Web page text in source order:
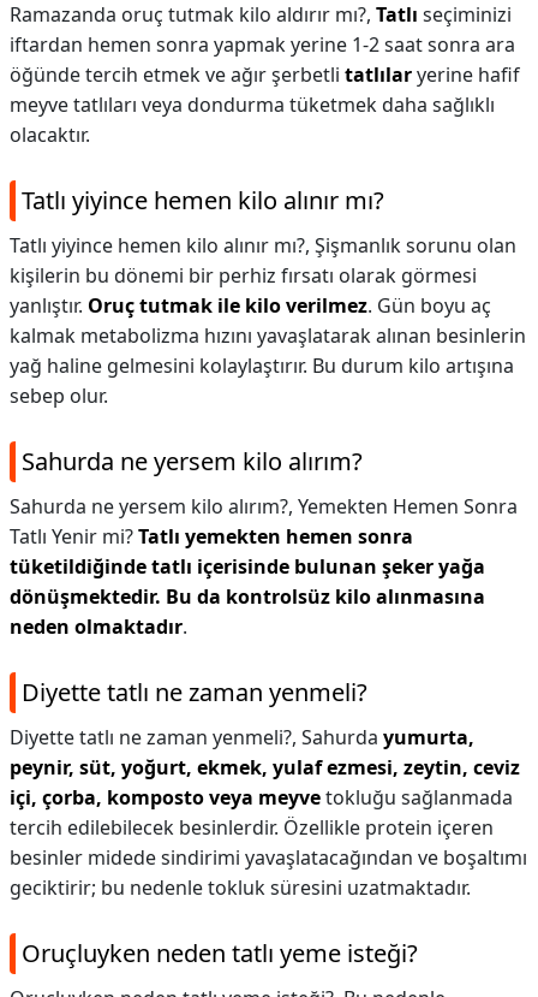
Ramazanda oruç tutmak kilo aldırır mı?, Tatlı seçiminizi
iftardan hemen sonra yapmak yerine 1-2 saat sonra ara
öğünde tercih etmek ve ağır şerbetli tatlılaryerine hafif
meyve tatlıları veya dondurma tüketmek daha sağlıklı
olacaktır.
Tatlı yiyince hemen kilo alınır mı?
Tatlı yiyince hemen kilo alınır mı?, Şişmanlık sorunu olan
kişilerin bu dönemi bir perhiz fırsatı olarak görmesi
yanlıştır. Oruç tutmak ile kilo verilmez. Gün boyu aç
kalmak metabolizma hızını yavaşlatarak alınan besinlerin
yağ haline gelmesini kolaylaştırır. Bu durum kilo artışına
sebep olur.
Sahurda ne yersem kilo alırım?
Sahurda ne yersem kilo alırım?, Yemekten Hemen Sonra
Tatlı Yenir mi?Tatlı yemekten hemen sonra
tüketildiğinde tatlı içerisinde bulunan şeker yağa
dönüşmektedir. Bu da kontrolsüz kilo alınmasına
neden olmaktadır.
Diyette tatlı ne zaman yenmeli?
Diyette tatlı ne zaman yenmeli?, Sahurda yumurta,
peynir, süt, yoğurt, ekmek, yulaf ezmesi, zeytin, ceviz
içi, çorba, komposto veya meyvetokluğu sağlanmada
tercih edilebilecek besinlerdir. Özellikle protein içeren
besinler midede sindirimi yavaşlatacağından ve boşaltımı
geciktirir; bu nedenle tokluk süresini uzatmaktadır.
Oruçluyken neden tatlı yeme isteği?